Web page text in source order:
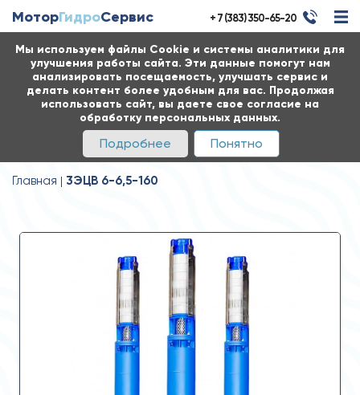
Мы используем файлы Cookie и системы аналитики для
улучшения работы сайта. Эти данные помогут нам
анализировать посещаемость, улучшать сервис и
делать контент более удобным для вас. Продолжая
использовать сайт, вы даете свое согласие на
обработку персональных данных.
Подробнее Понятно
МоторГидроСервис + 7 (383) 350-65-20
Главная 3ЭЦВ 6-6,5-160